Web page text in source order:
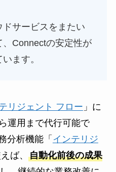
サービスをまたい
Connectの安定性が
ます。
リジェント フロー 」に
運用まで代行可能で
分析機能「 インテリジ
ば、
自動化前後の成果